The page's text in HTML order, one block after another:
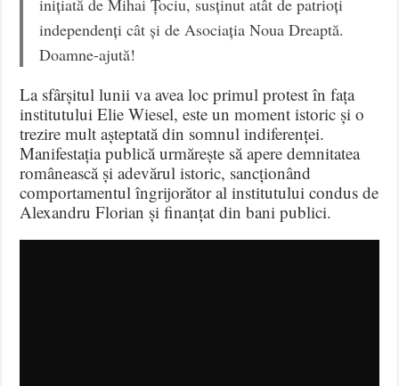
inițiată de Mihai Țociu, susținut atât de patrioți
independenți cât și de Asociația Noua Dreaptă.
Doamne-ajută!
La sfârșitul lunii va avea loc primul protest în fața
institutului Elie Wiesel, este un moment istoric și o
trezire mult așteptată din somnul indiferenței.
Manifestația publică urmărește să apere demnitatea
românească și adevărul istoric, sancționând
comportamentul îngrijorător al institutului condus de
Alexandru Florian și finanțat din bani publici.